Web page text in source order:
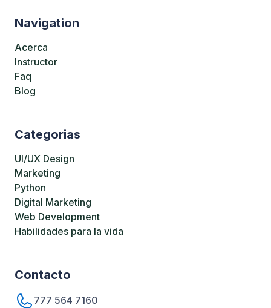
Navigation
Acerca
Instructor
Faq
Blog
Categorias
UI/UX Design
Marketing
Python
Digital Marketing
Web Development
Habilidades para la vida
Contacto
777 564 7160